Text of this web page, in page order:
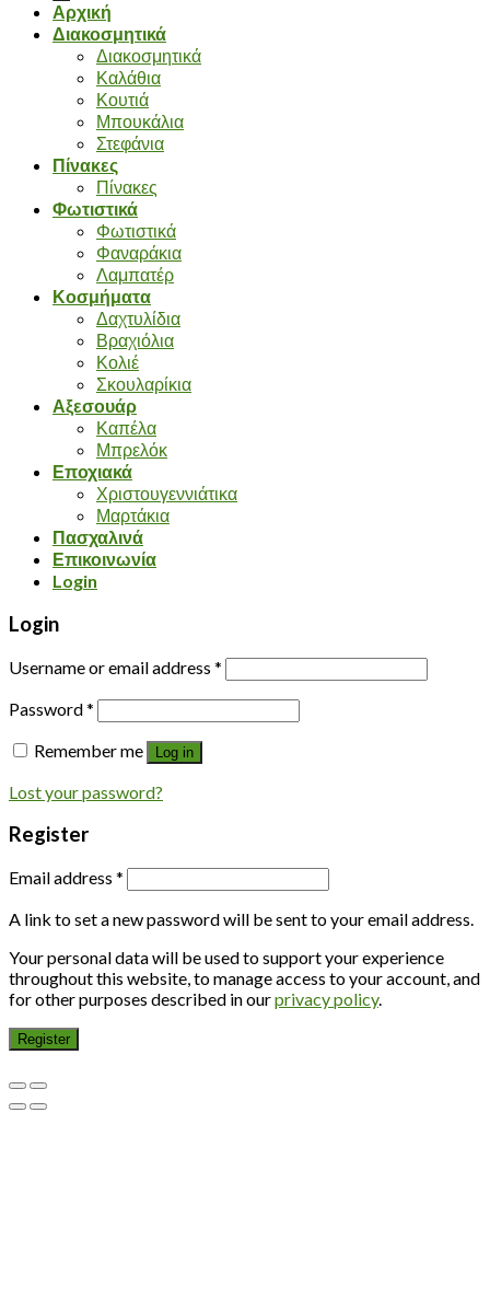
Αρχική
Διακοσμητικά
Διακοσμητικά
Καλάθια
Κουτιά
Μπουκάλια
Στεφάνια
Πίνακες
Πίνακες
Φωτιστικά
Φωτιστικά
Φαναράκια
Λαμπατέρ
Κοσμήματα
Δαχτυλίδια
Βραχιόλια
Κολιέ
Σκουλαρίκια
Αξεσουάρ
Καπέλα
Μπρελόκ
Εποχιακά
Χριστουγεννιάτικα
Μαρτάκια
Πασχαλινά
Επικοινωνία
Login
Login
Username or email address *
Password*
Remember me
Log in
Lost your password?
Register
Email address *
A link to set a new password will be sent to your email address.
Your personal data will be used to support your experience
throughout this website, to manage access to your account, and
for other purposes described in ourprivacy policy.
Register